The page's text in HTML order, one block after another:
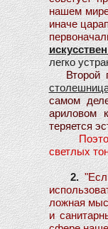
нашем мире
иначе
легко
Второй
самом
ариловом
теряется
светлых
2.
ложная
и